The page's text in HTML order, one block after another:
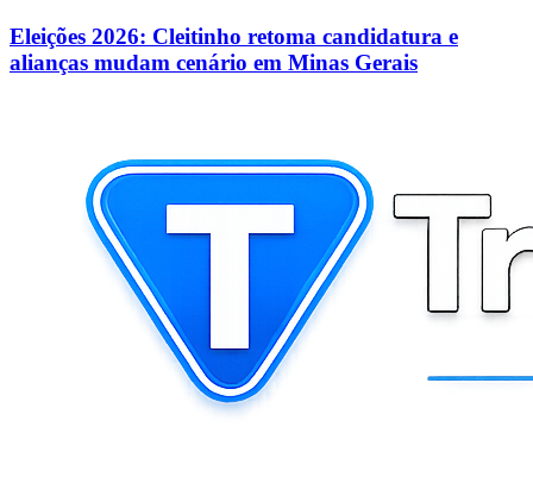
Eleições 2026: Cleitinho retoma candidatura e
alianças mudam cenário em Minas Gerais